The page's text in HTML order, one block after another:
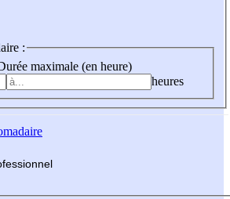
:
maximale (en heure)
heures
fessionnel